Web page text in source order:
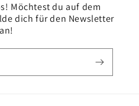
Möchtest du auf dem
dich für den Newsletter
an!